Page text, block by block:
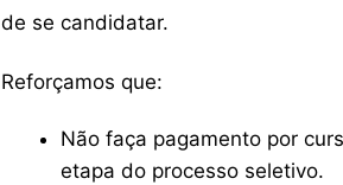
de se candidatar.
Reforçamos que:
Não faça pagamento por
etapa do processo seletivo.